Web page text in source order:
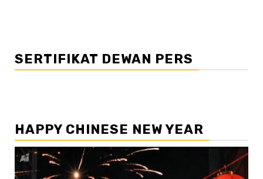
SERTIFIKAT DEWAN PERS
HAPPY CHINESE NEW YEAR
Pemutar